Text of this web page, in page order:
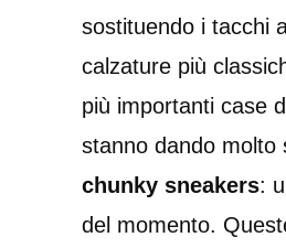
sostituendo i tacchi
calzature più
più importanti case
stanno dando molto
chunky sneakers:
del momento.